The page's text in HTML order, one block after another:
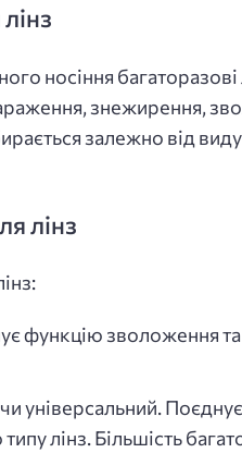
носіння
знежирення,
залежно від
лінз
функцію зволоження
універсальний.
лінз. Більшість